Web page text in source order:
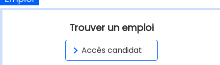
Trouver un emploi
Accès candidat